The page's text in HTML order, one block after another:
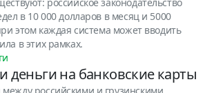
в 10 000 долларов в месяц и 5000
этом каждая система может вводить
в этих рамках.
деньги на банковские карты
российскими и грузинскими